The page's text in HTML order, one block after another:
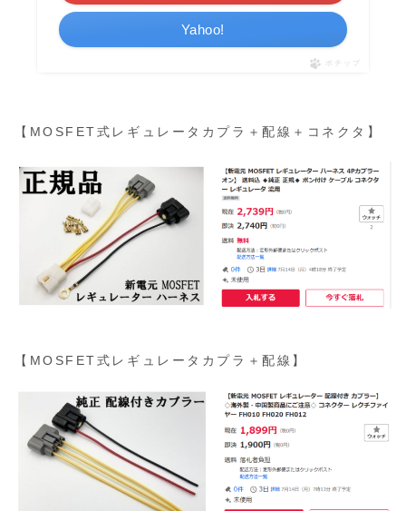
Yahoo!
ポチップ
【MOSFET式レギュレータカプラ＋配線＋コネクタ】
【MOSFET式レギュレータカプラ＋配線】